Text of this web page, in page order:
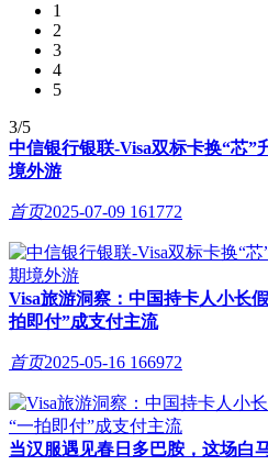
1
2
3
4
5
3/5
中信银行银联-Visa双标卡换“芯”
境外游
首页2025-07-09 161772
Visa旅游洞察：中国持卡人小长
拍即付”成支付主流
首页2025-05-16 166972
当汉服遇见春日多巴胺，这场白